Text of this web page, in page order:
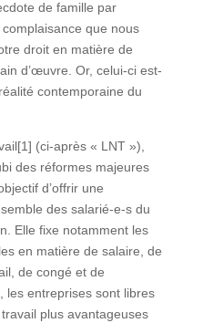
de famille par
que nous
droit en matière de
d’œuvre. Or, celui-ci est-
contemporaine du
(ci-après « LNT »),
des réformes majeures
d’offrir une
des salarié-e-s du
Elle fixe notamment les
en matière de salaire, de
de congé et de
les entreprises sont libres
plus avantageuses